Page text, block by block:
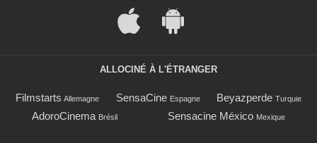
ALLOCINÉ À L'ÉTRANGER
Filmstarts Allemagne SensaCine Espagne Beyazperde Turquie
AdoroCinema Brésil Sensacine México Mexique